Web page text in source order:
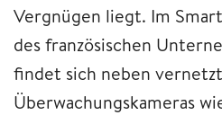
Vergnügen liegt. Im
des französischen
findet sich neben
Überwachungskameras